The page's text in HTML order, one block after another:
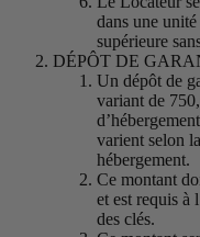
dans une
supérieure
DÉPÔT DE
Un dépôt de
variant de
varient selon
hébergement.
Ce montant
et est requis à
des clés.